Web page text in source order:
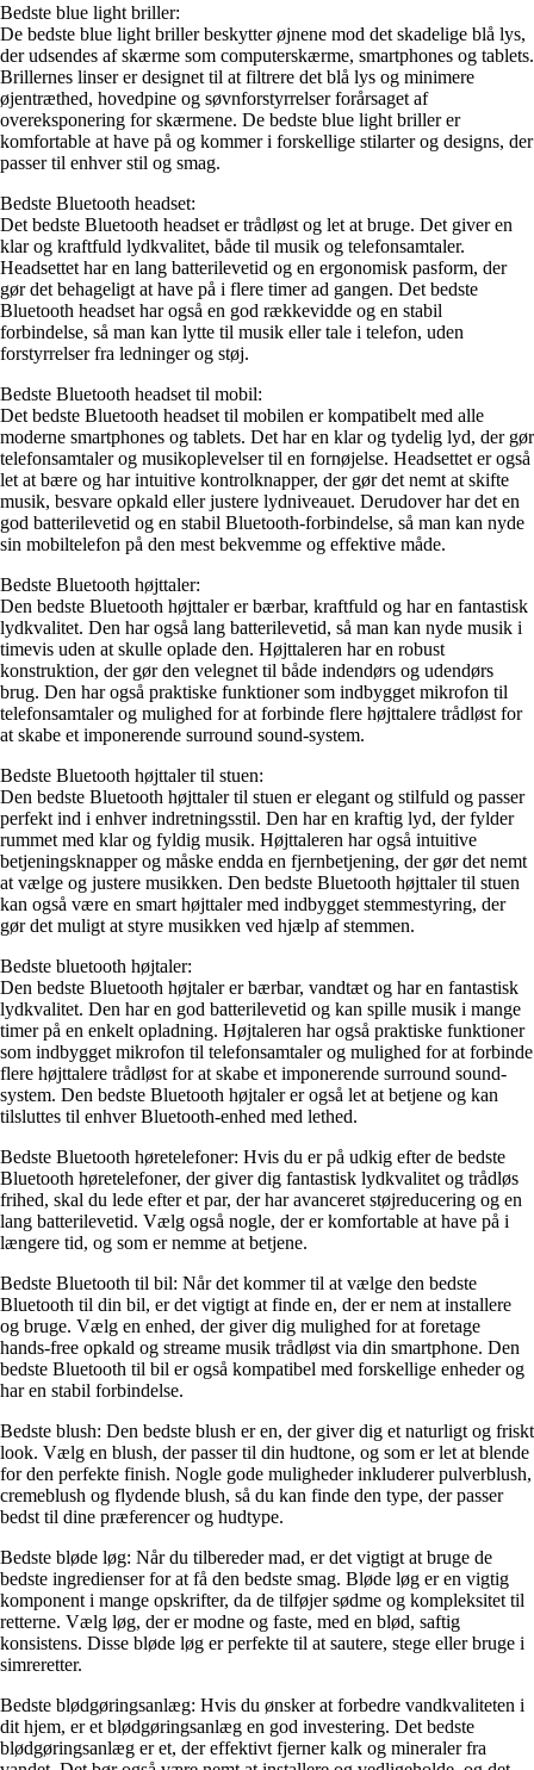
Bedste blue light briller:
De bedste blue light briller beskytter øjnene mod det skadelige blå lys,
der udsendes af skærme som computerskærme, smartphones og tablets.
Brillernes linser er designet til at filtrere det blå lys og minimere
øjentræthed, hovedpine og søvnforstyrrelser forårsaget af
overeksponering for skærmene. De bedste blue light briller er
komfortable at have på og kommer i forskellige stilarter og designs, der
passer til enhver stil og smag.
Bedste Bluetooth headset:
Det bedste Bluetooth headset er trådløst og let at bruge. Det giver en
klar og kraftfuld lydkvalitet, både til musik og telefonsamtaler.
Headsettet har en lang batterilevetid og en ergonomisk pasform, der
gør det behageligt at have på i flere timer ad gangen. Det bedste
Bluetooth headset har også en god rækkevidde og en stabil
forbindelse, så man kan lytte til musik eller tale i telefon, uden
forstyrrelser fra ledninger og støj.
Bedste Bluetooth headset til mobil:
Det bedste Bluetooth headset til mobilen er kompatibelt med alle
moderne smartphones og tablets. Det har en klar og tydelig lyd, der gør
telefonsamtaler og musikoplevelser til en fornøjelse. Headsettet er også
let at bære og har intuitive kontrolknapper, der gør det nemt at skifte
musik, besvare opkald eller justere lydniveauet. Derudover har det en
god batterilevetid og en stabil Bluetooth-forbindelse, så man kan nyde
sin mobiltelefon på den mest bekvemme og effektive måde.
Bedste Bluetooth højttaler:
Den bedste Bluetooth højttaler er bærbar, kraftfuld og har en fantastisk
lydkvalitet. Den har også lang batterilevetid, så man kan nyde musik i
timevis uden at skulle oplade den. Højttaleren har en robust
konstruktion, der gør den velegnet til både indendørs og udendørs
brug. Den har også praktiske funktioner som indbygget mikrofon til
telefonsamtaler og mulighed for at forbinde flere højttalere trådløst for
at skabe et imponerende surround sound-system.
Bedste Bluetooth højttaler til stuen:
Den bedste Bluetooth højttaler til stuen er elegant og stilfuld og passer
perfekt ind i enhver indretningsstil. Den har en kraftig lyd, der fylder
rummet med klar og fyldig musik. Højttaleren har også intuitive
betjeningsknapper og måske endda en fjernbetjening, der gør det nemt
at vælge og justere musikken. Den bedste Bluetooth højttaler til stuen
kan også være en smart højttaler med indbygget stemmestyring, der
gør det muligt at styre musikken ved hjælp af stemmen.
Bedste bluetooth højtaler:
Den bedste Bluetooth højtaler er bærbar, vandtæt og har en fantastisk
lydkvalitet. Den har en god batterilevetid og kan spille musik i mange
timer på en enkelt opladning. Højtaleren har også praktiske funktioner
som indbygget mikrofon til telefonsamtaler og mulighed for at forbinde
flere højttalere trådløst for at skabe et imponerende surround sound-
system. Den bedste Bluetooth højtaler er også let at betjene og kan
tilsluttes til enhver Bluetooth-enhed med lethed.
Bedste Bluetooth høretelefoner: Hvis du er på udkig efter de bedste
Bluetooth høretelefoner, der giver dig fantastisk lydkvalitet og trådløs
frihed, skal du lede efter et par, der har avanceret støjreducering og en
lang batterilevetid. Vælg også nogle, der er komfortable at have på i
længere tid, og som er nemme at betjene.
Bedste Bluetooth til bil: Når det kommer til at vælge den bedste
Bluetooth til din bil, er det vigtigt at finde en, der er nem at installere
og bruge. Vælg en enhed, der giver dig mulighed for at foretage
hands-free opkald og streame musik trådløst via din smartphone. Den
bedste Bluetooth til bil er også kompatibel med forskellige enheder og
har en stabil forbindelse.
Bedste blush: Den bedste blush er en, der giver dig et naturligt og friskt
look. Vælg en blush, der passer til din hudtone, og som er let at blende
for den perfekte finish. Nogle gode muligheder inkluderer pulverblush,
cremeblush og flydende blush, så du kan finde den type, der passer
bedst til dine præferencer og hudtype.
Bedste bløde løg: Når du tilbereder mad, er det vigtigt at bruge de
bedste ingredienser for at få den bedste smag. Bløde løg er en vigtig
komponent i mange opskrifter, da de tilføjer sødme og kompleksitet til
retterne. Vælg løg, der er modne og faste, med en blød, saftig
konsistens. Disse bløde løg er perfekte til at sautere, stege eller bruge i
simreretter.
Bedste blødgøringsanlæg: Hvis du ønsker at forbedre vandkvaliteten i
dit hjem, er et blødgøringsanlæg en god investering. Det bedste
blødgøringsanlæg er et, der effektivt fjerner kalk og mineraler fra